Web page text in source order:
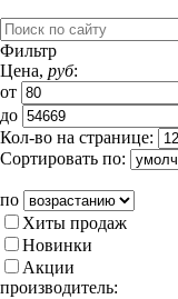
Фильтр
Цена, руб:
от
до
Кол-во на странице:
Сортировать по:
по
Хиты продаж
Новинки
Акции
производитель: